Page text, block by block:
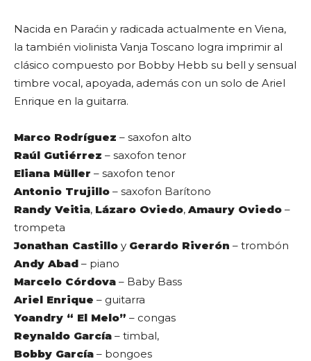
Nacida en Paraćin y radicada actualmente en Viena,
la también violinista Vanja Toscano logra imprimir al
clásico compuesto por Bobby Hebb su bell y sensual
timbre vocal, apoyada, además con un solo de Ariel
Enrique en la guitarra.
Marco Rodríguez – saxofon alto
Raúl Gutiérrez – saxofon tenor
Eliana Müller – saxofon tenor
Antonio Trujillo – saxofon Barítono
Randy Veitia, Lázaro Oviedo, Amaury Oviedo –
trompeta
Jonathan Castillo y Gerardo Riverón – trombón
Andy Abad – piano
Marcelo Córdova – Baby Bass
Ariel Enrique – guitarra
Yoandry “ El Melo” – congas
Reynaldo García – timbal,
Bobby García – bongoes